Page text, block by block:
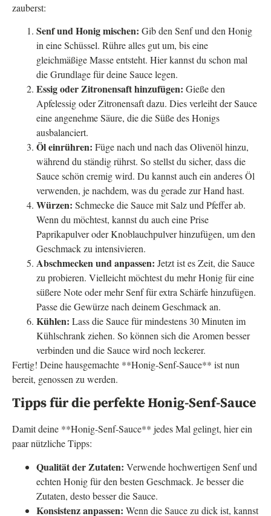
zauberst:
Senf und Honig mischen: Gib den Senf und den Honig
in eine Schüssel. Rühre alles gut um, bis eine
gleichmäßige Masse entsteht. Hier kannst du schon mal
die Grundlage für deine Sauce legen.
Essig oder Zitronensaft hinzufügen: Gieße den
Apfelessig oder Zitronensaft dazu. Dies verleiht der Sauce
eine angenehme Säure, die die Süße des Honigs
ausbalanciert.
Öl einrühren: Füge nach und nach das Olivenöl hinzu,
während du ständig rührst. So stellst du sicher, dass die
Sauce schön cremig wird. Du kannst auch ein anderes Öl
verwenden, je nachdem, was du gerade zur Hand hast.
Würzen: Schmecke die Sauce mit Salz und Pfeffer ab.
Wenn du möchtest, kannst du auch eine Prise
Paprikapulver oder Knoblauchpulver hinzufügen, um den
Geschmack zu intensivieren.
Abschmecken und anpassen: Jetzt ist es Zeit, die Sauce
zu probieren. Vielleicht möchtest du mehr Honig für eine
süßere Note oder mehr Senf für extra Schärfe hinzufügen.
Passe die Gewürze nach deinem Geschmack an.
Kühlen: Lass die Sauce für mindestens 30 Minuten im
Kühlschrank ziehen. So können sich die Aromen besser
verbinden und die Sauce wird noch leckerer.
Fertig! Deine hausgemachte **Honig-Senf-Sauce** ist nun
bereit, genossen zu werden.
Tipps für die perfekte Honig-Senf-Sauce
Damit deine **Honig-Senf-Sauce** jedes Mal gelingt, hier ein
paar nützliche Tipps:
Qualität der Zutaten: Verwende hochwertigen Senf und
echten Honig für den besten Geschmack. Je besser die
Zutaten, desto besser die Sauce.
Konsistenz anpassen: Wenn die Sauce zu dick ist, kannst